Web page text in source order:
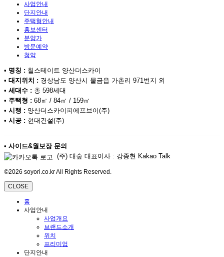
사업안내
단지안내
주택형안내
홍보센터
분양가
방문예약
청약
• 명칭 : 힐스테이트 양산더스카이
• 대지위치 : 경상남도 양산시 물금읍 가촌리 971번지 외
• 세대수 : 총 598세대
• 주택형 : 68㎡ / 84㎡ / 159㎡
• 시행 : 양산더스카이피에프브이(주)
• 시공 : 현대건설(주)
• 사이드&월보장 문의
(주) 대숲 대표이사 : 강종현 Kakao Talk
©2026 soyori.co.kr All Rights Reserved.
CLOSE
홈
사업안내
사업개요
브랜드소개
위치
프리미엄
단지안내